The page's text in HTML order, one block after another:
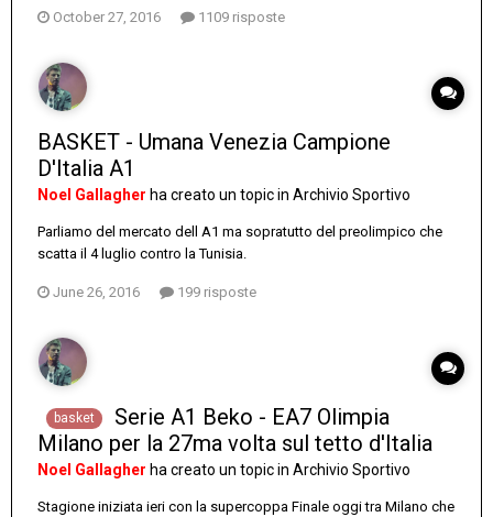
October 27, 2016 1109 risposte
BASKET - Umana Venezia Campione
D'Italia A1
Noel Gallagher ha creato un topic in Archivio Sportivo
Parliamo del mercato dell A1 ma sopratutto del preolimpico che
scatta il 4 luglio contro la Tunisia.
June 26, 2016 199 risposte
basket
Serie A1 Beko - EA7 Olimpia
Milano per la 27ma volta sul tetto d'Italia
Noel Gallagher ha creato un topic in Archivio Sportivo
Stagione iniziata ieri con la supercoppa Finale oggi tra Milano che